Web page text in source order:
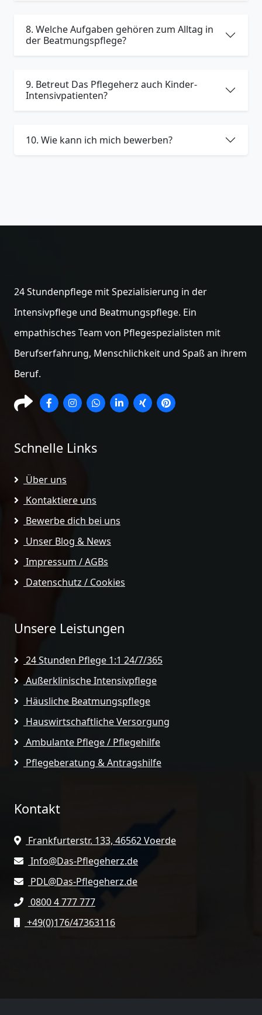
8. Welche Aufgaben gehören zum Alltag in
der Beatmungspflege?
9. Betreut Das Pflegeherz auch Kinder-
Intensivpatienten?
10. Wie kann ich mich bewerben?
24 Stundenpflege mit Spezialisierung in der
Intensivpflege und Beatmungspflege. Ein
empathisches Team von Pflegespezialisten mit
Berufserfahrung, Menschlichkeit und Spaß an ihrem
Beruf.
Schnelle Links
Über uns
Kontaktiere uns
Bewerbe dich bei uns
Unser Blog & News
Impressum / AGBs
Datenschutz / Cookies
Unsere Leistungen
24 Stunden Pflege 1:1 24/7/365
Außerklinische Intensivpflege
Häusliche Beatmungspflege
Hauswirtschaftliche Versorgung
Ambulante Pflege / Pflegehilfe
Pflegeberatung & Antragshilfe
Kontakt
Frankfurterstr. 133, 46562 Voerde
Info@Das-Pflegeherz.de
PDL@Das-Pflegeherz.de
0800 4 777 777
+49(0)176/47363116